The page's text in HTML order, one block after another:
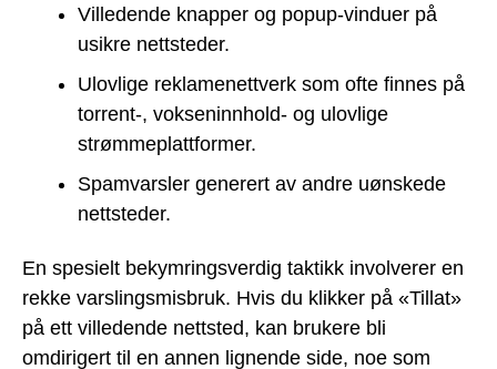
Villedende knapper og popup-vinduer på
usikre nettsteder.
Ulovlige reklamenettverk som ofte finnes på
torrent-, vokseninnhold- og ulovlige
strømmeplattformer.
Spamvarsler generert av andre uønskede
nettsteder.
En spesielt bekymringsverdig taktikk involverer en
rekke varslingsmisbruk. Hvis du klikker på «Tillat»
på ett villedende nettsted, kan brukere bli
omdirigert til en annen lignende side, noe som